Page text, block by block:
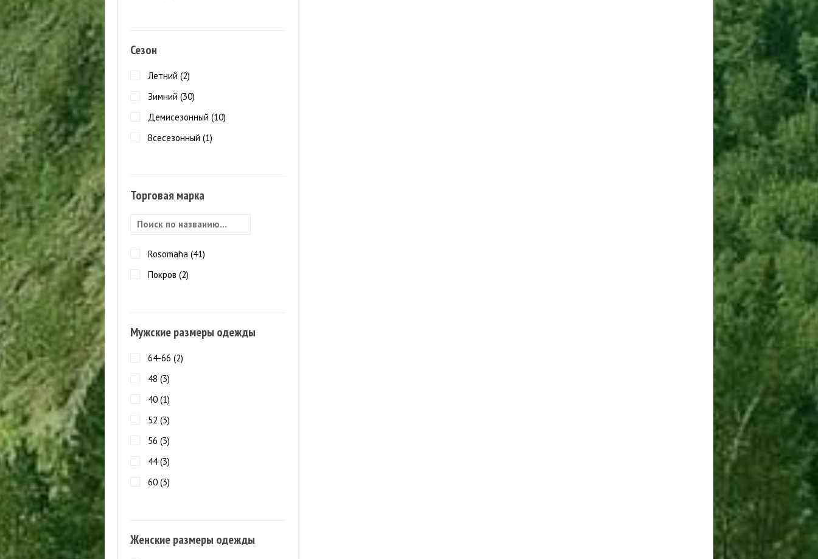
Сезон
Летний (2)
Зимний (30)
Демисезонный (10)
Всесезонный (1)
Торговая марка
Rosomaha (41)
Покров (2)
Мужские размеры одежды
64-66 (2)
48 (3)
40 (1)
52 (3)
56 (3)
44 (3)
60 (3)
Женские размеры одежды